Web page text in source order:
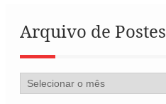
Arquivo de Postes
Arquivo